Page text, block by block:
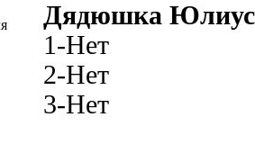
Дядюшка Юлиус
1-Нет
2-Нет
3-Нет